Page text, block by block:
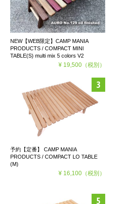
NEW【WEB限定】CAMP MANIA
PRODUCTS / COMPACT MINI
TABLE(S) multi mix 5 colors V2
¥ 19,500（税別）
予約【定番】 CAMP MANIA
PRODUCTS / COMPACT LO TABLE
(M)
¥ 16,100（税別）